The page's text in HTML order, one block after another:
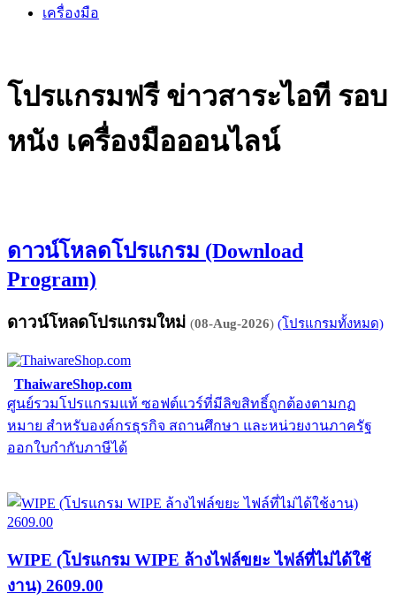
เครื่องมือ
โปรแกรมฟรี ข่าวสาระไอที รอบ
หนัง เครื่องมือออนไลน์
ดาวน์โหลดโปรแกรม (Download
Program)
ดาวน์โหลดโปรแกรมใหม่ (08-Aug-2026) (โปรแกรมทั้งหมด)
ThaiwareShop.com
ศูนย์รวมโปรแกรมแท้ ซอฟต์แวร์ที่มีลิขสิทธิ์ถูกต้องตามกฏ
หมาย สำหรับองค์กรธุรกิจ สถานศึกษา และหน่วยงานภาครัฐ
ออกใบกำกับภาษีได้
WIPE (โปรแกรม WIPE ล้างไฟล์ขยะ ไฟล์ที่ไม่ได้ใช้
งาน) 2609.00